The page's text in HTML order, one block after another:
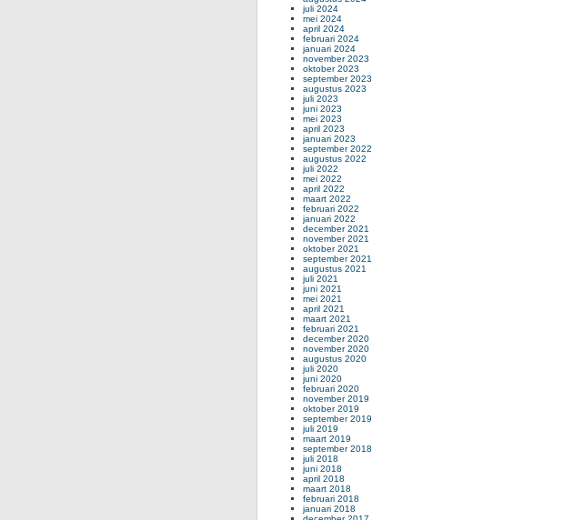
juli 2024
mei 2024
april 2024
februari 2024
januari 2024
november 2023
oktober 2023
september 2023
augustus 2023
juli 2023
juni 2023
mei 2023
april 2023
januari 2023
september 2022
augustus 2022
juli 2022
mei 2022
april 2022
maart 2022
februari 2022
januari 2022
december 2021
november 2021
oktober 2021
september 2021
augustus 2021
juli 2021
juni 2021
mei 2021
april 2021
maart 2021
februari 2021
december 2020
november 2020
augustus 2020
juli 2020
juni 2020
februari 2020
november 2019
oktober 2019
september 2019
juli 2019
maart 2019
september 2018
juli 2018
juni 2018
april 2018
maart 2018
februari 2018
januari 2018